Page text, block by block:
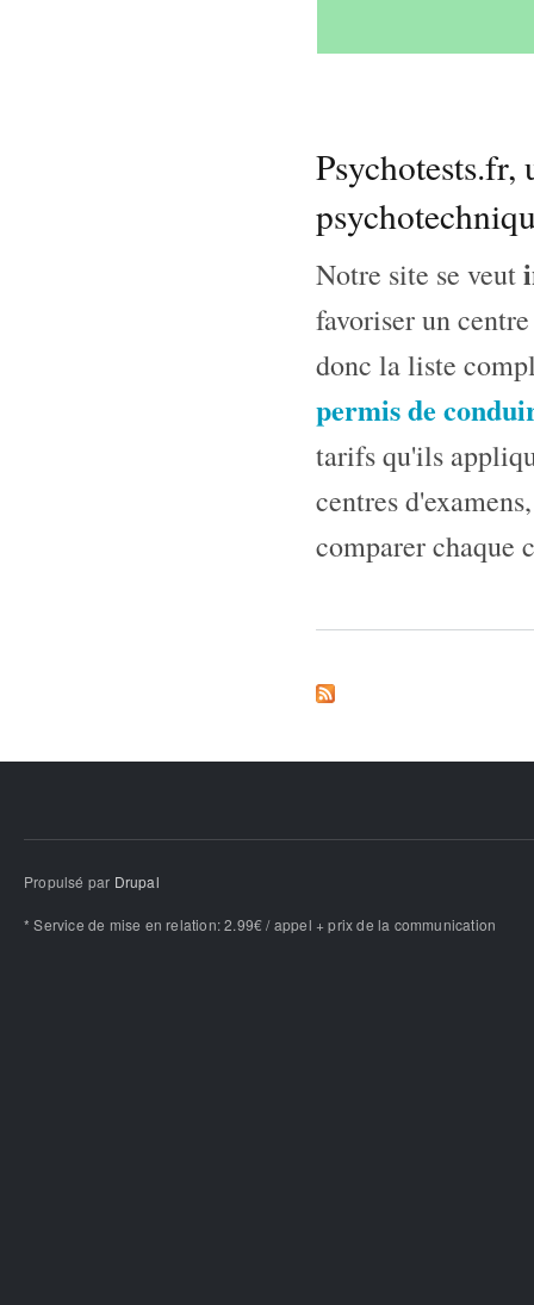
Psychotests.fr,
Notre site se veut
favoriser un
donc la liste
permis de
tarifs qu'ils
centres
comparer chaque
Propulsé par Drupal
* Service de mise en relation: 2.99€ / appel + prix de la communication